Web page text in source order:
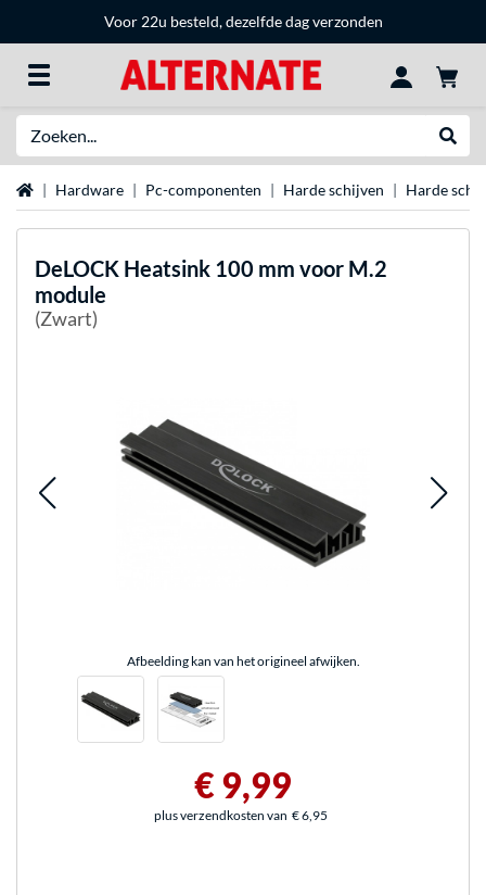
Voor 22u besteld, dezelfde dag verzonden
Home Hardware Pc-componenten Harde schijven Harde
DeLOCK Heatsink 100 mm voor M.2
module
(Zwart)
Afbeelding kan van het origineel afwijken.
€ 9,99
plus verzendkosten van € 6,95